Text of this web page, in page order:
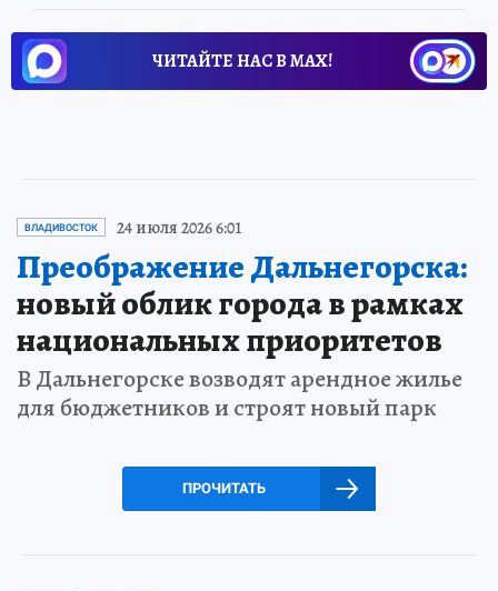
ЧИТАЙТЕ НАС В МАХ!
ВЛАДИВОСТОК 24 июля 2026 6:01
Преображение Дальнегорска:
новый облик города в рамках
национальных приоритетов
В Дальнегорске возводят арендное жилье
для бюджетников и строят новый парк
ПРОЧИТАТЬ